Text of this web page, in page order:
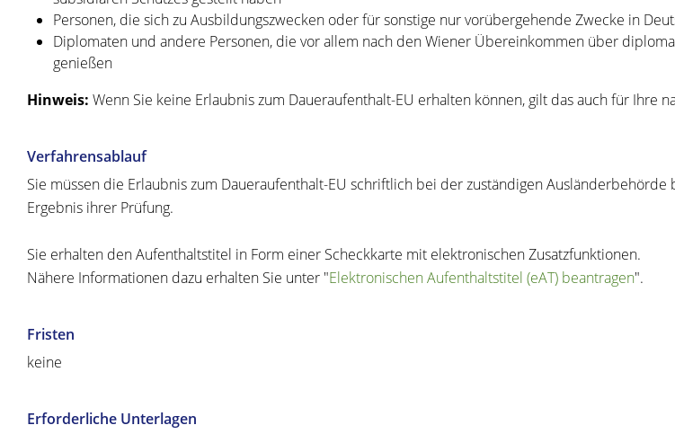
Personen, die sich zu Ausbildungszwecken oder für sonstige nur vorübergehende Zwecke in
Diplomaten und andere Personen, die vor allem nach den Wiener Übereinkommen über
genießen
Hinweis: Wenn Sie keine Erlaubnis zum Daueraufenthalt-EU erhalten können, gilt das auch für Ihre
Verfahrensablauf
Sie müssen die Erlaubnis zum Daueraufenthalt-EU schriftlich bei der zuständigen
Ergebnis ihrer Prüfung.
Sie erhalten den Aufenthaltstitel in Form einer Scheckkarte mit elektronischen Zusatzfunktionen.
Nähere Informationen dazu erhalten Sie unter "Elektronischen Aufenthaltstitel (eAT) beantragen".
Fristen
keine
Erforderliche Unterlagen